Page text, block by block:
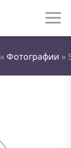
» Фотографии »